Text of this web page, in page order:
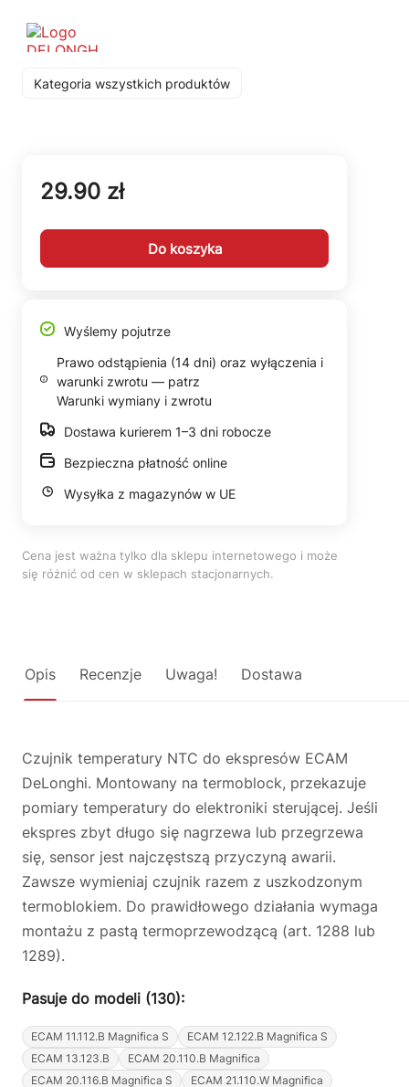
Kategoria wszystkich produktów
29.90 zł
Do koszyka
Wyślemy pojutrze
Prawo odstąpienia (14 dni) oraz wyłączenia i
warunki zwrotu — patrz
Warunki wymiany i zwrotu
Dostawa kurierem 1–3 dni robocze
Bezpieczna płatność online
Wysyłka z magazynów w UE
Cena jest ważna tylko dla sklepu internetowego i może
się różnić od cen w sklepach stacjonarnych.
Opis Recenzje Uwaga! Dostawa
Czujnik temperatury NTC do ekspresów ECAM
DeLonghi. Montowany na termoblock, przekazuje
pomiary temperatury do elektroniki sterującej. Jeśli
ekspres zbyt długo się nagrzewa lub przegrzewa
się, sensor jest najczęstszą przyczyną awarii.
Zawsze wymieniaj czujnik razem z uszkodzonym
termoblokiem. Do prawidłowego działania wymaga
montażu z pastą termoprzewodzącą (art. 1288 lub
1289).
Pasuje do modeli (130):
ECAM 11.112.B Magnifica S
ECAM 12.122.B Magnifica S
ECAM 13.123.B
ECAM 20.110.B Magnifica
ECAM 20.116.B Magnifica S
ECAM 21.110.W Magnifica